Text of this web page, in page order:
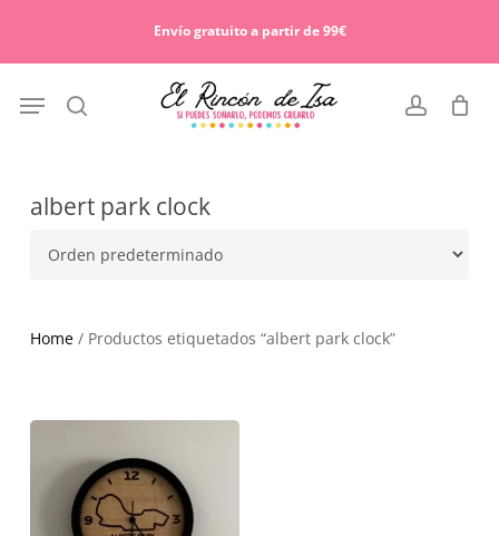
Envío gratuito a partir de 99€
search account
Menu
Cart
albert park clock
Home/ Productos etiquetados “albert park clock”